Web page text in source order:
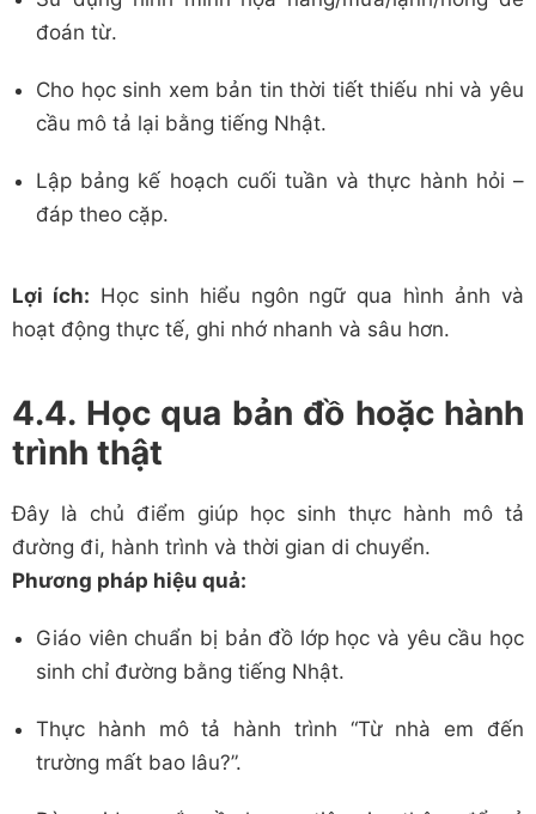
đoán từ.
Cho học sinh xem bản tin thời tiết thiếu nhi và yêu
cầu mô tả lại bằng tiếng Nhật.
Lập bảng kế hoạch cuối tuần và thực hành hỏi –
đáp theo cặp.
Lợi ích: Học sinh hiểu ngôn ngữ qua hình ảnh và
hoạt động thực tế, ghi nhớ nhanh và sâu hơn.
4.4. Học qua bản đồ hoặc hành
trình thật
Đây là chủ điểm giúp học sinh thực hành mô tả
đường đi, hành trình và thời gian di chuyển.
Phương pháp hiệu quả:
Giáo viên chuẩn bị bản đồ lớp học và yêu cầu học
sinh chỉ đường bằng tiếng Nhật.
Thực hành mô tả hành trình “Từ nhà em đến
trường mất bao lâu?”.